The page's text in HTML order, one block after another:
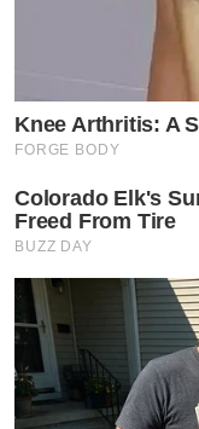
Knee Arthritis: A
FORGE BODY
Colorado Elk's
Freed From Tire
BUZZ DAY